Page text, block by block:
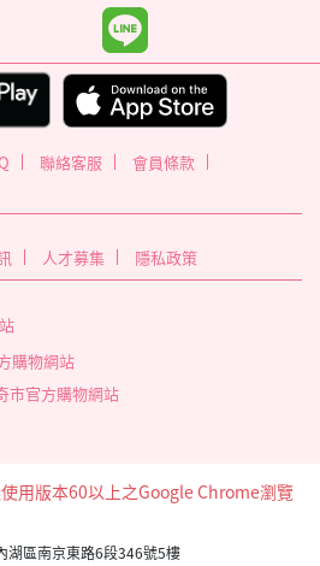
聯絡客服
會員條款
人才募集 隱私政策
購物網站
市官方購物網站
用版本60以上之Google Chrome瀏覽
湖區南京東路6段346號5樓